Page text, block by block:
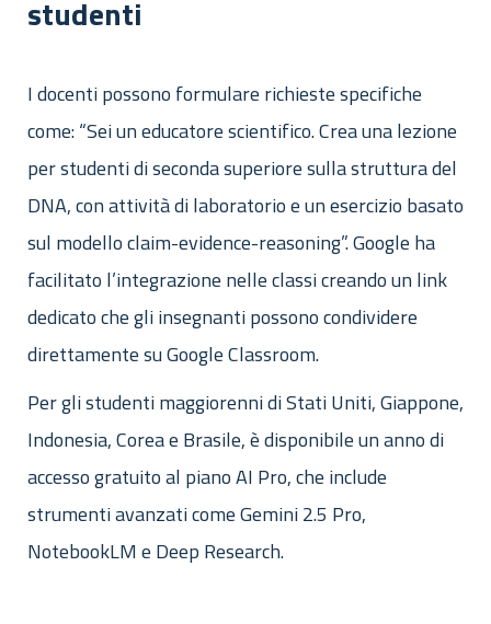
studenti
I docenti possono formulare richieste specifiche
come: “Sei un educatore scientifico. Crea una lezione
per studenti di seconda superiore sulla struttura del
DNA, con attività di laboratorio e un esercizio basato
sul modello claim-evidence-reasoning”. Google ha
facilitato l’integrazione nelle classi creando un link
dedicato che gli insegnanti possono condividere
direttamente su Google Classroom.
Per gli studenti maggiorenni di Stati Uniti, Giappone,
Indonesia, Corea e Brasile, è disponibile un anno di
accesso gratuito al piano AI Pro, che include
strumenti avanzati come Gemini 2.5 Pro,
NotebookLM e Deep Research.